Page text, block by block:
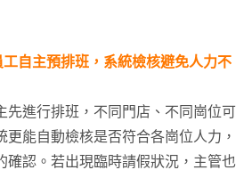
工自主預排班，系統檢核避免人力不
先進行排班，不同門店、不同崗位可
更能自動檢核是否符合各崗位人力，
確認。若出現臨時請假狀況，主管也